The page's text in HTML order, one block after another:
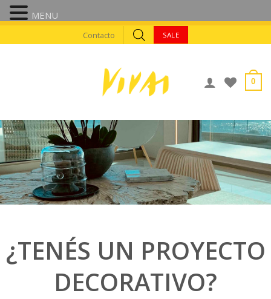
to
Contacto SALE
0
¿TENÉS UN PROYECTO
DECORATIVO?
MENU